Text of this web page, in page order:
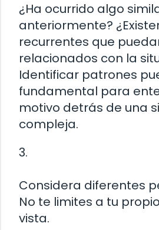
¿Ha ocurrido algo
anteriormente?
recurrentes que
relacionados con la
Identificar patrones
fundamental para
motivo detrás de una
compleja.
3.
Considera diferentes
No te limites a tu
vista.